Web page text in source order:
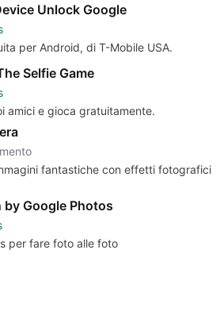
Unlock Google
per Android, di T-Mobile USA.
Selfie Game
amici e gioca gratuitamente.
fantastiche con effetti fotografici
by Google Photos
per fare foto alle foto